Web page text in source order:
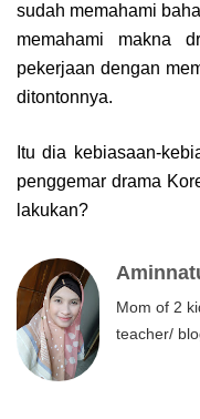
sudah memahami
memahami makna
pekerjaan dengan
ditontonnya.
Itu dia kebiasaan-
penggemar drama
lakukan?
Mom of 2
teacher/